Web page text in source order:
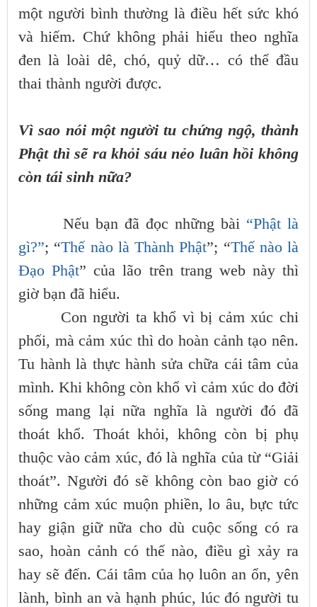
một người bình thường là điều hết sức khó
và hiếm. Chứ không phải hiểu theo nghĩa
đen là loài dê, chó, quỷ dữ… có thể đầu
thai thành người được.
Vì sao nói một người tu chứng ngộ, thành
Phật thì sẽ ra khỏi sáu nẻo luân hồi không
còn tái sinh nữa?
Nếu bạn đã đọc những bài “Phật là
gì?”; “Thế nào là Thành Phật”; “Thế nào là
Đạo Phật” của lão trên trang web này thì
giờ bạn đã hiểu.
Con người ta khổ vì bị cảm xúc chi
phối, mà cảm xúc thì do hoàn cảnh tạo nên.
Tu hành là thực hành sửa chữa cái tâm của
mình. Khi không còn khổ vì cảm xúc do đời
sống mang lại nữa nghĩa là người đó đã
thoát khổ. Thoát khỏi, không còn bị phụ
thuộc vào cảm xúc, đó là nghĩa của từ “Giải
thoát”. Người đó sẽ không còn bao giờ có
những cảm xúc muộn phiền, lo âu, bực tức
hay giận giữ nữa cho dù cuộc sống có ra
sao, hoàn cảnh có thế nào, điều gì xảy ra
hay sẽ đến. Cái tâm của họ luôn an ổn, yên
lành, bình an và hạnh phúc, lúc đó người tu